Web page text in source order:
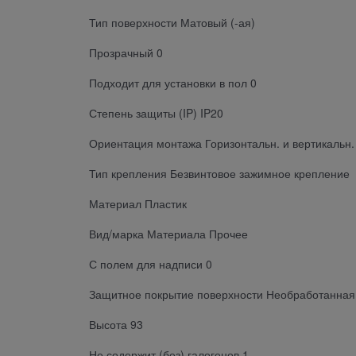
Тип поверхности Матовый (-ая)
Прозрачный 0
Подходит для установки в пол 0
Степень защиты (IP) IP20
Ориентация монтажа Горизонтальн. и вертикальн.
Тип крепления Безвинтовое зажимное крепление
Материал Пластик
Вид/марка Материала Прочее
С полем для надписи 0
Защитное покрытие поверхности
Высота 93